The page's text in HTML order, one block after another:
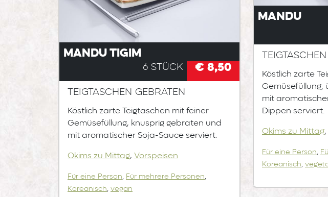
Mandu
Köstlich zarte
Gemüsefüllung,
mit
Dippen serviert.
Okims zu Mittag,
Für eine Person,
Koreanisch,
Mandu Tigim
6 Stück € 8,50
Teigtaschen gebraten
Köstlich zarte Teigtaschen mit feiner
Gemüsefüllung, knusprig gebraten und
mit aromatischer Soja-Sauce serviert.
Okims zu Mittag, Vorspeisen
Für eine Person, Für mehrere Personen,
Koreanisch, vegan